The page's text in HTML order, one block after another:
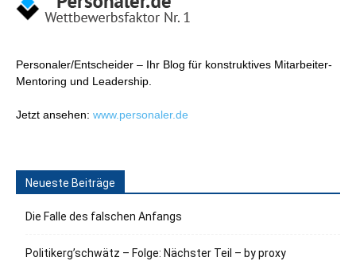
Personaler/Entscheider – Ihr Blog für konstruktives Mitarbeiter-
Mentoring und Leadership.
Jetzt ansehen: www.personaler.de
Neueste Beiträge
Die Falle des falschen Anfangs
Politikerg’schwätz – Folge: Nächster Teil – by proxy